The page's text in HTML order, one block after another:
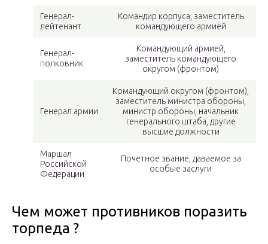
Генерал-
лейтенант
Командир корпуса, заместитель
командующего армией
Генерал-
полковник
Командующий армией,
заместитель командующего
округом (фронтом)
Генерал армии
Командующий округом (фронтом),
заместитель министра обороны,
министр обороны, начальник
генерального штаба, другие
высшие должности
Маршал
Российской
Федерации
Почетное звание, даваемое за
особые заслуги
Чем может противников поразить
торпеда ?